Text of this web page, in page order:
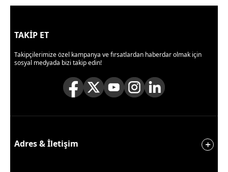
TAKİP ET
Takipçilerimize özel kampanya ve fırsatlardan haberdar olmak için
sosyal medyada bizi takip edin!
Adres & İletişim